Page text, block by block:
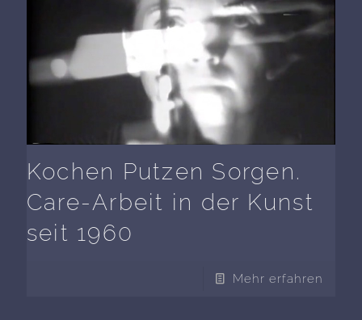
Kochen Putzen Sorgen.
Care-Arbeit in der Kunst
seit 1960
Mehr erfahren